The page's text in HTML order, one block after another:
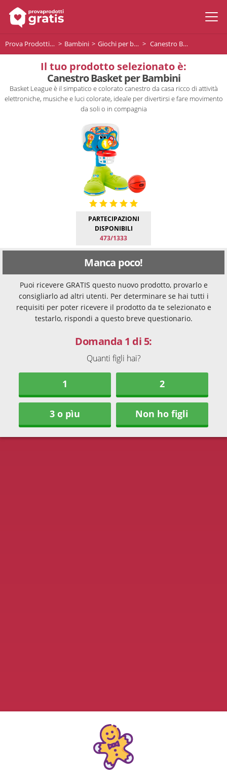
Prova Prodotti Gratis Bambini Giochi per bambini Canestro Basket per Bambini
Il tuo prodotto selezionato è:
Canestro Basket per Bambini
Basket League è il simpatico e colorato canestro da casa ricco di attività
elettroniche, musiche e luci colorate, ideale per divertirsi e fare movimento
da soli o in compagnia
PARTECIPAZIONI
DISPONIBILI
473/1333
Manca poco!
Puoi ricevere GRATIS questo nuovo prodotto, provarlo e
consigliarlo ad altri utenti. Per determinare se hai tutti i
requisiti per poter ricevere il prodotto da te selezionato e
testarlo, rispondi a questo breve questionario.
Domanda 1 di 5:
Quanti figli hai?
1 2
3 o pìu Non ho figli